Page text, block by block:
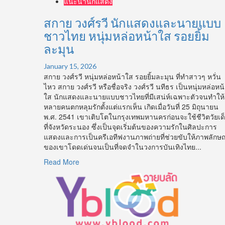
สกาย วงศ์รวี นักแสดงและนายแบบ
ชาวไทย หนุ่มหล่อหน้าใส รอยยิ้ม
ละมุน
January 15, 2026
สกาย วงศ์รวี หนุ่มหล่อหน้าใส รอยยิ้มละมุน ที่ทำสาวๆ หวั่น
ไหว สกาย วงศ์รวี หรือชื่อจริง วงศ์รวี นทีธร เป็นหนุ่มหล่อห
ใส นักแสดงและนายแบบชาวไทยที่มีเสน่ห์เฉพาะตัวจนทำให้
หลายคนตกหลุมรักตั้งแต่แรกเห็น เกิดเมื่อวันที่ 25 มิถุนายน
พ.ศ. 2541 เขาเติบโตในกรุงเทพมหานครก่อนจะใช้ชีวิตวัยเ
ที่จังหวัดระนอง ซึ่งเป็นจุดเริ่มต้นของความรักในศิลปะการ
แสดงและการเป็นครีเอทีฟงานภาพถ่ายที่ช่วยขับให้ภาพลัก
ของเขาโดดเด่นจนเป็นที่จดจำในวงการบันเทิงไทย...
Read MoreRead
about
สกาย
วงศ์
รวี
นัก